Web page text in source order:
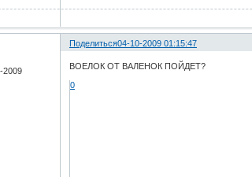
Поделиться04-10-2009 01:15:47
2009
ВОЕЛОК ОТ ВАЛЕНОК ПОЙДЕТ?
0